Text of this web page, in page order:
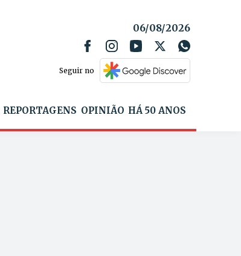
06/08/2026
Seguir no
REPORTAGENS OPINIÃO HÁ 50 ANOS